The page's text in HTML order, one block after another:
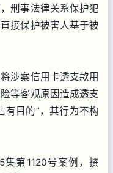
刑事法律关系保护犯
接保护被害人基于被
涉案信用卡透支款用
等客观原因造成透支
有目的”，其行为不构
第1120号案例，撰